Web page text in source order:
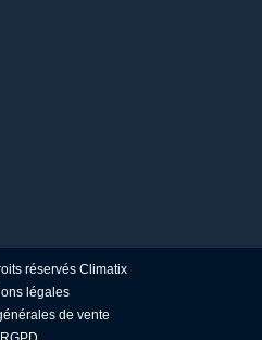
réservés Climatix
légales
de vente